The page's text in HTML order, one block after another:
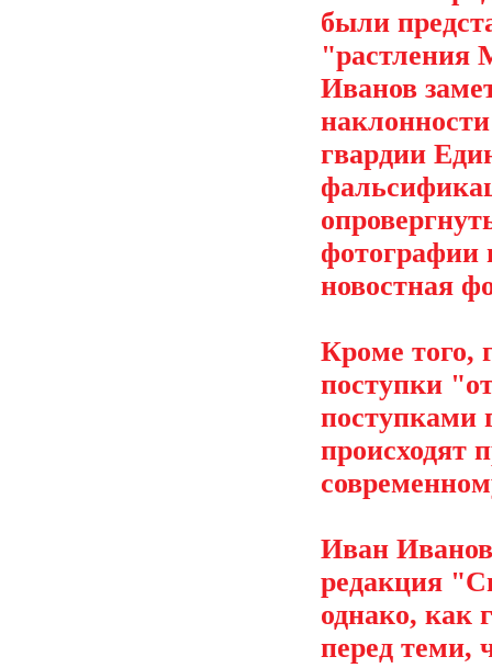
были
"растления
Иванов
гвардии
фотографии
новостная
Кроме того,
поступки
поступками
происходят
Иван
редакция
однако, как
перед теми,